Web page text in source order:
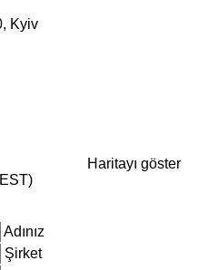
Kyiv
Haritayı göster
Adınız
Şirket